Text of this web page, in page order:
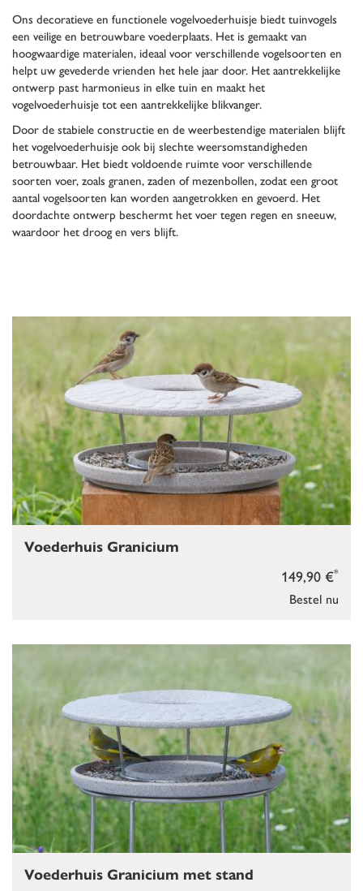
Ons decoratieve en functionele vogelvoederhuisje biedt tuinvogels
een veilige en betrouwbare voederplaats. Het is gemaakt van
hoogwaardige materialen, ideaal voor verschillende vogelsoorten en
helpt uw gevederde vrienden het hele jaar door. Het aantrekkelijke
ontwerp past harmonieus in elke tuin en maakt het
vogelvoederhuisje tot een aantrekkelijke blikvanger.
Door de stabiele constructie en de weerbestendige materialen blijft
het vogelvoederhuisje ook bij slechte weersomstandigheden
betrouwbaar. Het biedt voldoende ruimte voor verschillende
soorten voer, zoals granen, zaden of mezenbollen, zodat een groot
aantal vogelsoorten kan worden aangetrokken en gevoerd. Het
doordachte ontwerp beschermt het voer tegen regen en sneeuw,
waardoor het droog en vers blijft.
Bestel nu
149,90 €*
Voederhuis Granicium
Voederhuis Granicium met stand